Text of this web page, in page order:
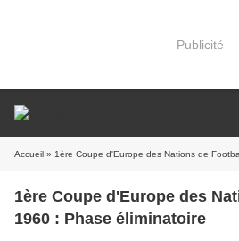
Publicité
Accueil » 1ère Coupe d'Europe des Nations de
1ère Coupe d'Europe des
1960 : Phase éliminatoire